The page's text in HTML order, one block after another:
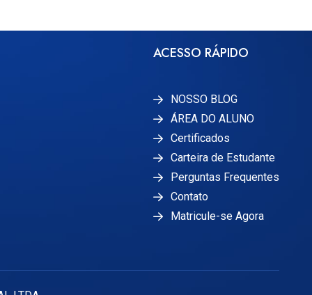
ACESSO RÁPIDO
NOSSO BLOG
ÁREA DO ALUNO
Certificados
Carteira de Estudante
Perguntas Frequentes
Contato
Matricule-se Agora